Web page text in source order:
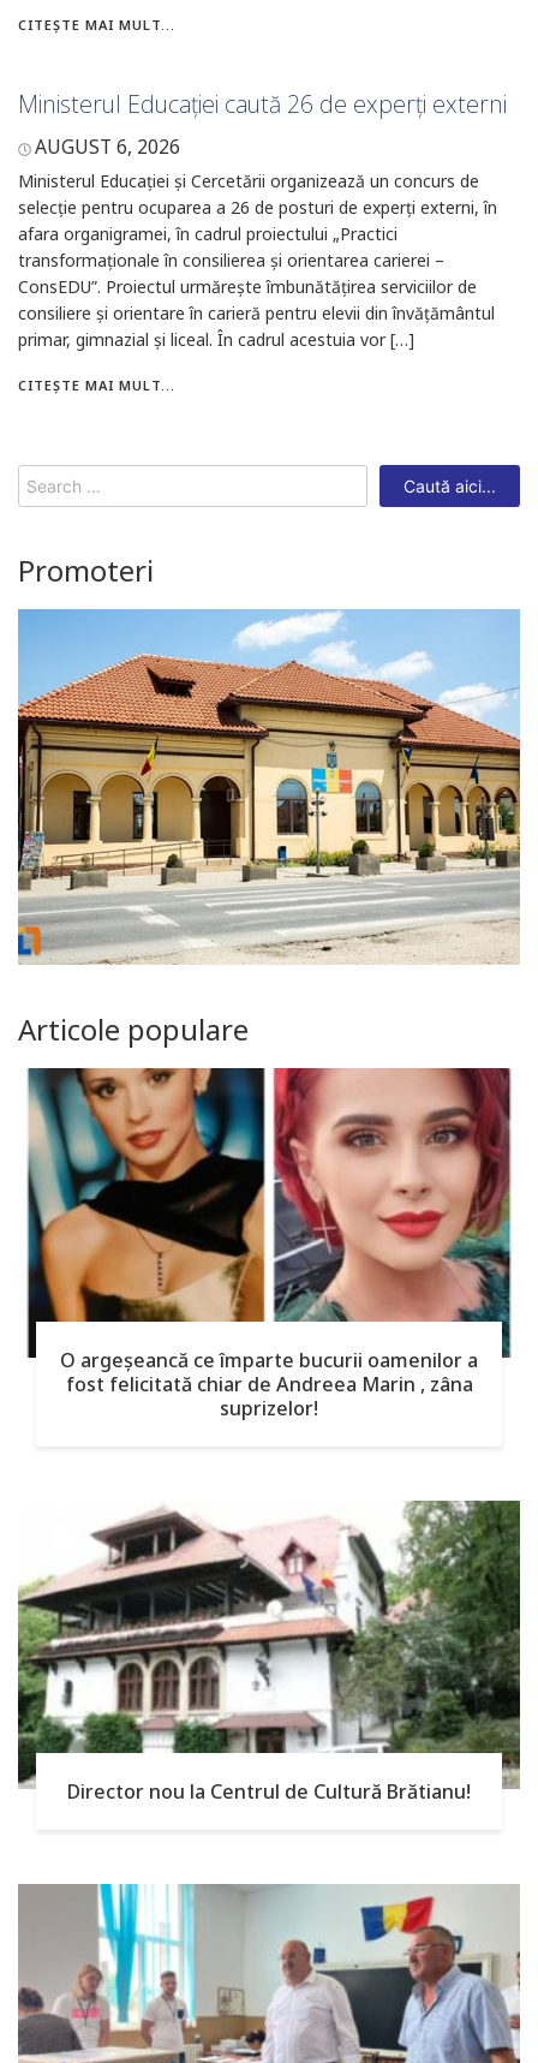
CITEȘTE MAI MULT...
Ministerul Educației caută 26 de experți externi
AUGUST 6, 2026
Ministerul Educației și Cercetării organizează un concurs de
selecție pentru ocuparea a 26 de posturi de experți externi, în
afara organigramei, în cadrul proiectului „Practici
transformaționale în consilierea și orientarea carierei –
ConsEDU”. Proiectul urmărește îmbunătățirea serviciilor de
consiliere și orientare în carieră pentru elevii din învățământul
primar, gimnazial și liceal. În cadrul acestuia vor […]
CITEȘTE MAI MULT...
Search
for:
Promoteri
Articole populare
O argeşeancă ce împarte bucurii oamenilor a
fost felicitată chiar de Andreea Marin , zâna
suprizelor!
Director nou la Centrul de Cultură Brătianu!